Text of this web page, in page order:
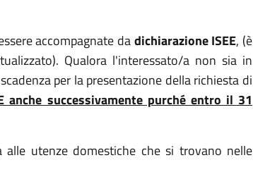
accompagnate dadichiarazione ISEE, (è
Qualora l'interessato/a non sia in
per la presentazione della richiesta di
anche successivamente purché entro il 31
utenze domestiche che si trovano nelle